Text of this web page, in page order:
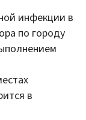
инфекции в
по городу
в